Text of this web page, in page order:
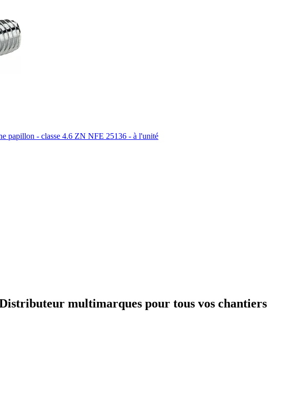
papillon - classe 4.6 ZN NFE 25136 - à l'unité
multimarques pour tous vos chantiers